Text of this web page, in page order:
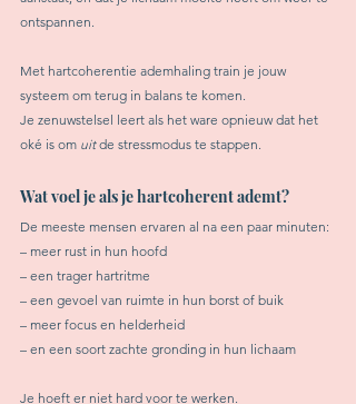
ontspannen.
Met hartcoherentie ademhaling train je jouw
systeem om terug in balans te komen.
Je zenuwstelsel leert als het ware opnieuw dat het
oké is om uit de stressmodus te stappen.
Wat voel je als je hartcoherent ademt?
De meeste mensen ervaren al na een paar minuten:
– meer rust in hun hoofd
– een trager hartritme
– een gevoel van ruimte in hun borst of buik
– meer focus en helderheid
– en een soort zachte gronding in hun lichaam
Je hoeft er niet hard voor te werken.